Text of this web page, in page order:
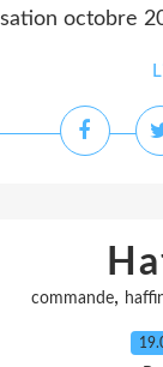
octobre
commande,